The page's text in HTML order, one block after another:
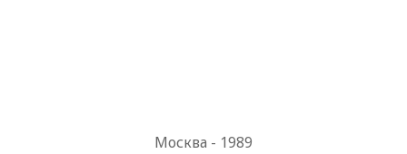
Москва - 1989